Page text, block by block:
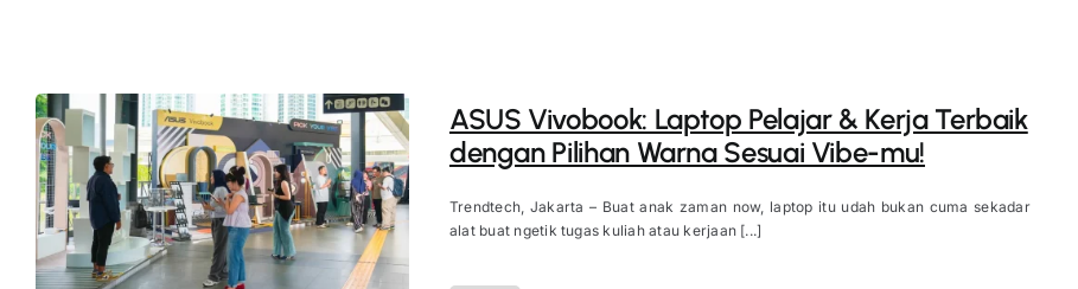
ASUS Vivobook: Laptop Pelajar & Kerja Terbaik
dengan Pilihan Warna Sesuai Vibe-mu!
Trendtech, Jakarta – Buat anak zaman now, laptop itu udah bukan cuma sekadar
alat buat ngetik tugas kuliah atau kerjaan [...]